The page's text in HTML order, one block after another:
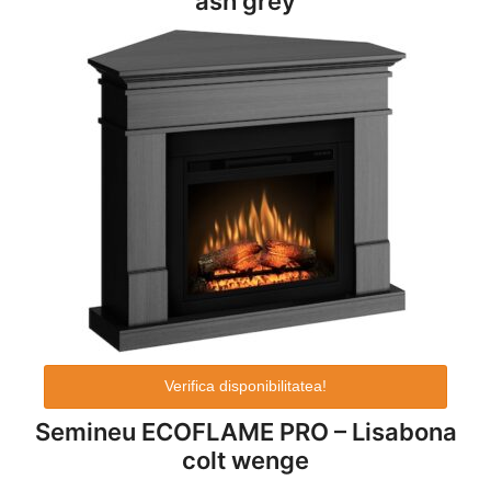
Verifica disponibilitatea!
Semineu ECOFLAME PRO – Lisabona
colt wenge